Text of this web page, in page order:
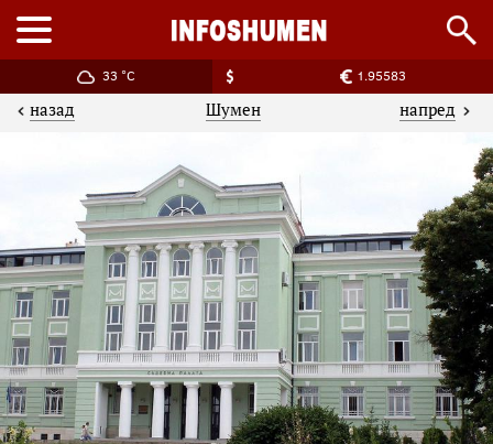
33 °C 1.95583
назад Шумен напред